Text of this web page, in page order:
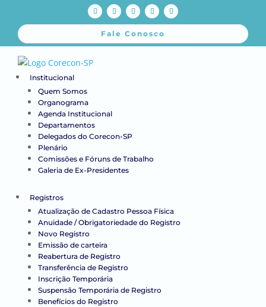
Fale Conosco
Institucional
Quem Somos
Organograma
Agenda Institucional
Departamentos
Delegados do Corecon-SP
Plenário
Comissões e Fóruns de Trabalho
Galeria de Ex-Presidentes
Registros
Atualização de Cadastro Pessoa Física
Anuidade / Obrigatoriedade do Registro
Novo Registro
Emissão de carteira
Reabertura de Registro
Transferência de Registro
Inscrição Temporária
Suspensão Temporária de Registro
Benefícios do Registro